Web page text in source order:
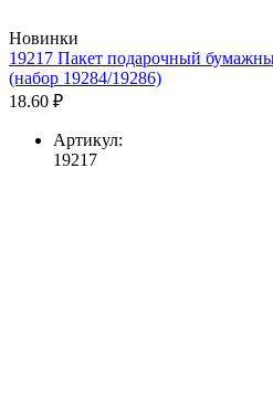
Новинки
19217 Пакет подарочный
(набор 19284/19286)
18.60 ₽
Артикул:
19217